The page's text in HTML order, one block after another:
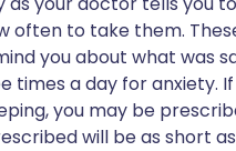
often to take them.
you about what was
times a day for anxiety.
you may be
will be as short